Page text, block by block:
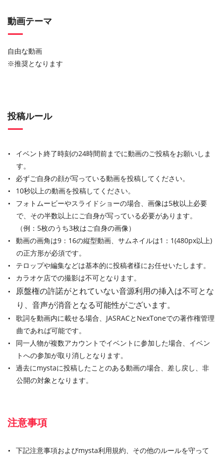
動画テーマ
自由な動画
※推奨となります
投稿ルール
イベント終了時刻の24時間前までに動画のご投稿をお願いしま
す。
必ずご自身の顔が写っている動画を投稿してください。
10秒以上の動画を投稿してください。
フォトムービーやスライドショーの場合、画像は5枚以上必要
で、その半数以上にご自身が写っている必要があります。
（例：5枚のうち3枚はご自身の画像）
動画の画角は9：16の縦型動画、サムネイルは1：1(480px以上)
の正方形が必須です。
テロップや編集などは基本的に投稿者様にお任せいたします。
カラオケ店での撮影は不可となります。
原盤権の許諾がとれていない音源利用の挿入は不可とな
り、音声が消音となる可能性がございます。
歌詞を動画内に載せる場合、JASRACとNexToneでの著作権管理
曲であれば可能です。
同一人物が複数アカウントでイベントに参加した場合、イベン
トへの参加が取り消しとなります。
過去にmystaに投稿したことのある動画の場合、差し戻し、非
公開の対象となります。
注意事項
下記注意事項およびmysta利用規約、その他のルールを守って